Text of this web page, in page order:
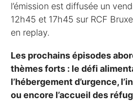
l’émission est diffusée un
12h45 et 17h45 sur RCF
en replay.
Les prochains épisodes
thèmes forts : le défi
l’hébergement d’urgence,
ou encore l’accueil des